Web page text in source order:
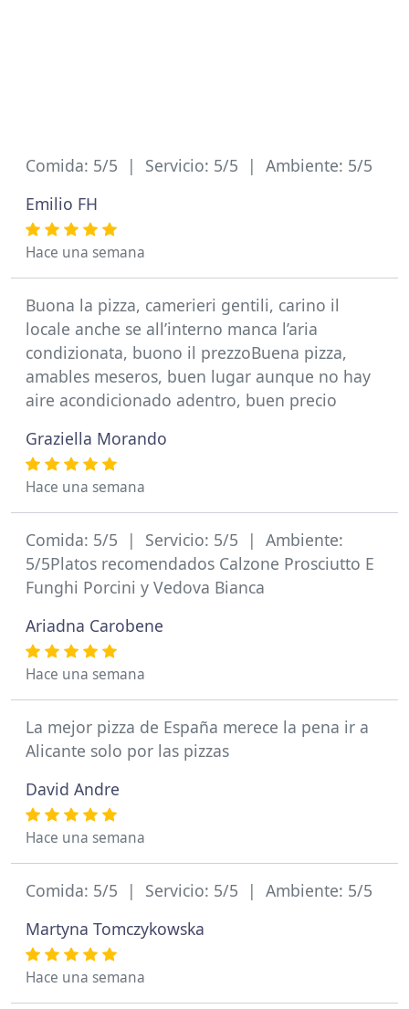
Comida: 5/5 | Servicio: 5/5 | Ambiente: 5/5
Emilio FH
Hace una semana
Buona la pizza, camerieri gentili, carino il
locale anche se all’interno manca l’aria
condizionata, buono il prezzoBuena pizza,
amables meseros, buen lugar aunque no hay
aire acondicionado adentro, buen precio
Graziella Morando
Hace una semana
Comida: 5/5 | Servicio: 5/5 | Ambiente:
5/5Platos recomendados Calzone Prosciutto E
Funghi Porcini y Vedova Bianca
Ariadna Carobene
Hace una semana
La mejor pizza de España merece la pena ir a
Alicante solo por las pizzas
David Andre
Hace una semana
Comida: 5/5 | Servicio: 5/5 | Ambiente: 5/5
Martyna Tomczykowska
Hace una semana